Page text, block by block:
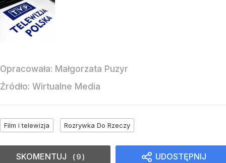
Opracowała: Małgorzata Puzyr
Źródło: Wirtualne Media
Film i telewizja Rozrywka Do Rzeczy
UDOSTĘPNIJ
SKOMENTUJ 9